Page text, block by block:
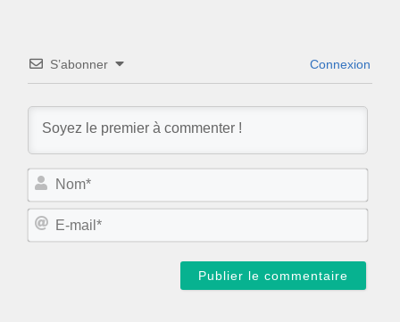
S’abonner Connexion
N
m
E